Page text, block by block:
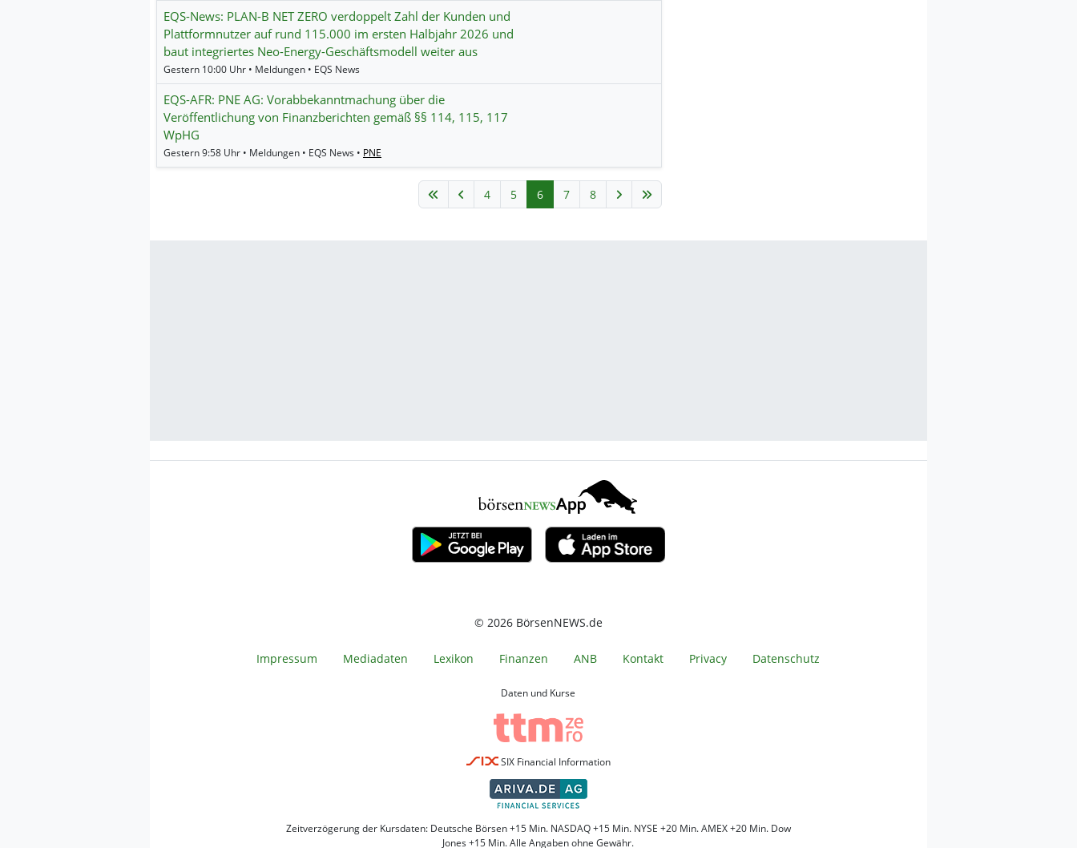
EQS-News: PLAN-B NET ZERO verdoppelt Zahl der Kunden und
Plattformnutzer auf rund 115.000 im ersten Halbjahr 2026 und
baut integriertes Neo-Energy-Geschäftsmodell weiter aus
Gestern 10:00 Uhr • Meldungen • EQS News
EQS-AFR: PNE AG: Vorabbekanntmachung über die
Veröffentlichung von Finanzberichten gemäß §§ 114, 115, 117
WpHG
Gestern 9:58 Uhr • Meldungen • EQS News • PNE
4 5 6 7 8
© 2026 BörsenNEWS.de
Impressum Mediadaten Lexikon Finanzen ANB Kontakt Privacy Datenschutz
Daten und Kurse
SIX Financial Information
Zeitverzögerung der Kursdaten: Deutsche Börsen +15 Min. NASDAQ +15 Min. NYSE +20 Min. AMEX +20 Min. Dow
Jones +15 Min. Alle Angaben ohne Gewähr.